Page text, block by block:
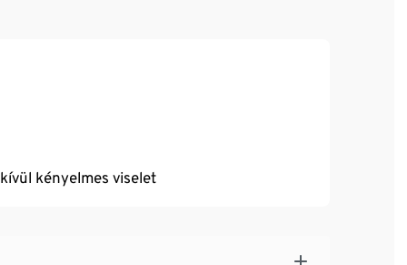
kényelmes viselet